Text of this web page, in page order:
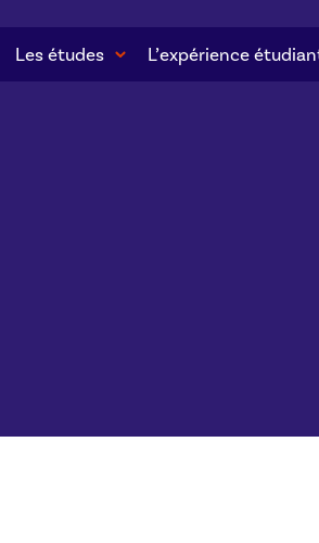
Les études L’expérience